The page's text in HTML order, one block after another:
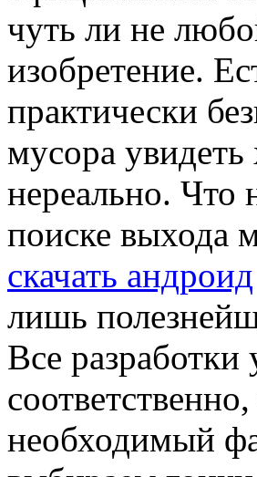
чуть ли не
изобретение.
практически
мусора
нереально. Что
поиске выхода
скачать андроид
лишь
Все
необходимый